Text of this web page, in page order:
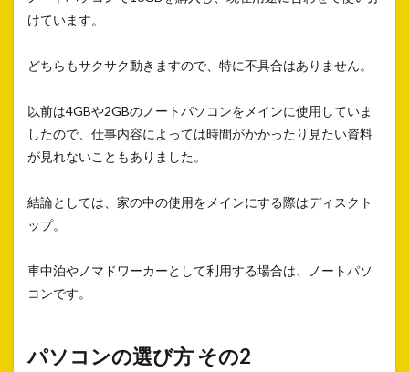
けています。
どちらもサクサク動きますので、特に不具合はありません。
以前は4GBや2GBのノートパソコンをメインに使用していま
したので、仕事内容によっては時間がかかったり見たい資料
が見れないこともありました。
結論としては、家の中の使用をメインにする際はディスクト
ップ。
車中泊やノマドワーカーとして利用する場合は、ノートパソ
コンです。
パソコンの選び方 その2